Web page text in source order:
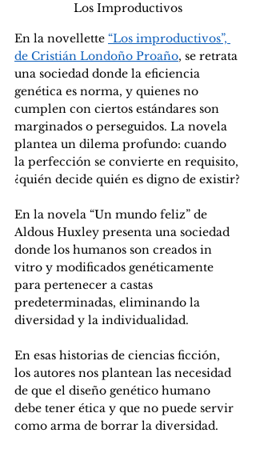
Los Improductivos
En la novellette “Los improductivos”,
de Cristián Londoño Proaño, se retrata
una sociedad donde la eficiencia
genética es norma, y quienes no
cumplen con ciertos estándares son
marginados o perseguidos. La novela
plantea un dilema profundo: cuando
la perfección se convierte en requisito,
¿quién decide quién es digno de existir?
En la novela “Un mundo feliz” de
Aldous Huxley presenta una sociedad
donde los humanos son creados in
vitro y modificados genéticamente
para pertenecer a castas
predeterminadas, eliminando la
diversidad y la individualidad.
En esas historias de ciencias ficción,
los autores nos plantean las necesidad
de que el diseño genético humano
debe tener ética y que no puede servir
como arma de borrar la diversidad.